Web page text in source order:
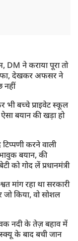
की मौत; 11
की मौत,
ने कराया पूरा तो
देखकर अफसर ने
भी बच्चे प्राइवेट स्कूल
बयान की खड़ा हो
करने वाली
बयान, की
को गोद लें प्रधानमंत्री
मांग रहा था सरकारी
जो किया, वो सोशल
नदी के तेज़ बहाव में
के बाद बची जान